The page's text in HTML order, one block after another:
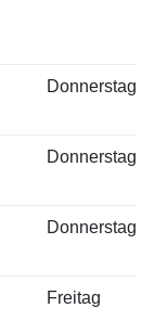
Donnerstag
Donnerstag
Donnerstag
Freitag